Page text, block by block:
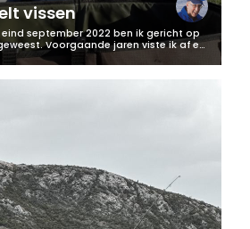
vissen
september 2022 ben ik gericht op
Voorgaande jaren viste ik af en
het water verkennen, kijken waar de